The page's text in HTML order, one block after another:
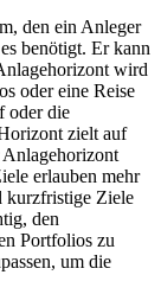
den ein Anleger
benötigt. Er kann
wird
oder eine Reise
oder die
zielt auf
erlauben mehr
kurzfristige Ziele
den
Portfolios zu
um die